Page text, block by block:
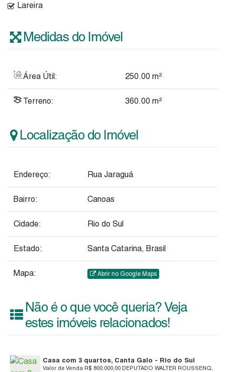
Lareira
Medidas do Imóvel
Área Útil: 250.00 m²
Terreno: 360.00 m²
Localização do Imóvel
Endereço: Rua Jaraguá
Bairro: Canoas
Cidade: Rio do Sul
Estado: Santa Catarina, Brasil
Mapa: Abrir no Google Maps
Não é o que você queria? Veja
estes imóveis relacionados!
Casa com 3 quartos, Canta Galo - Rio do Sul
R$ 800.000,00
Valor de Venda
DEPUTADO WALTER ROUSSENQ,